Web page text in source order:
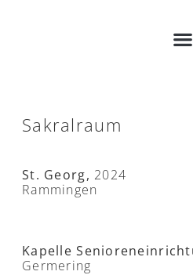
Sakralraum
St. Georg, 2024
Rammingen
Kapelle
Germering